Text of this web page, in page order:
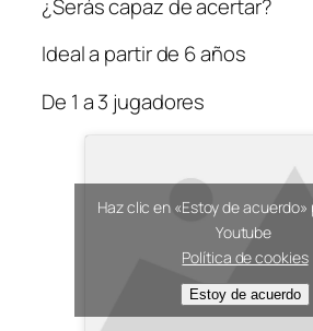
¿Serás capaz de acertar?
Ideal a partir de 6 años
De 1 a 3 jugadores
Haz clic en «Estoy de
Youtube
Política de cookies
Estoy de acuerdo